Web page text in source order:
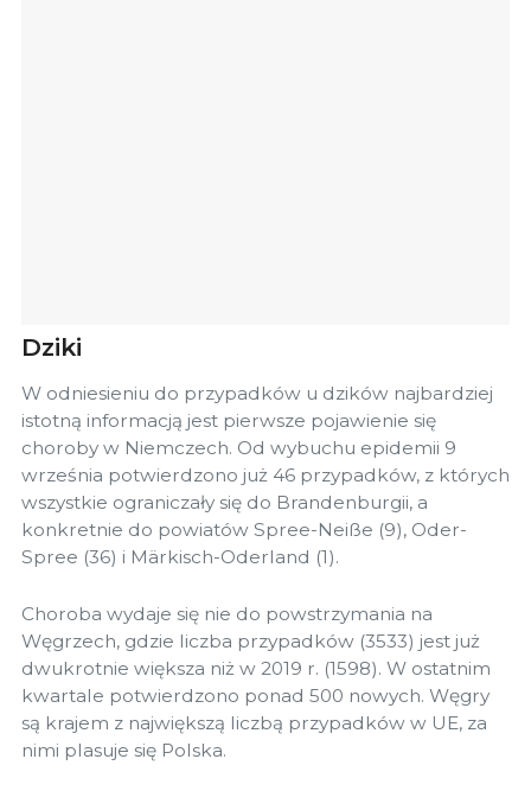
Dziki
W odniesieniu do przypadków u dzików najbardziej
istotną informacją jest pierwsze pojawienie się
choroby w Niemczech. Od wybuchu epidemii 9
września potwierdzono już 46 przypadków, z których
wszystkie ograniczały się do Brandenburgii, a
konkretnie do powiatów Spree-Neiße (9), Oder-
Spree (36) i Märkisch-Oderland (1).
Choroba wydaje się nie do powstrzymania na
Węgrzech, gdzie liczba przypadków (3533) jest już
dwukrotnie większa niż w 2019 r. (1598). W ostatnim
kwartale potwierdzono ponad 500 nowych. Węgry
są krajem z największą liczbą przypadków w UE, za
nimi plasuje się Polska.